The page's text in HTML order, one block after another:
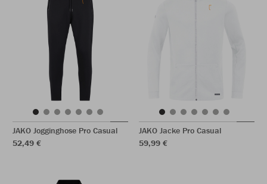
JAKO Jogginghose Pro Casual
52,49 €
JAKO Jacke Pro Casual
59,99 €